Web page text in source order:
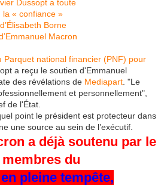
Dussopt a toute
la « confiance »
d’Élisabeth Borne
Macron
Parquet national financier (PNF) pour
a reçu le soutien d'Emmanuel
des révélations de Mediapart . "Le
et personnellement",
de l'État.
point le président est protecteur dans
une source au sein de l’exécutif.
a déjà soutenu par le
membres du
en pleine tempête,